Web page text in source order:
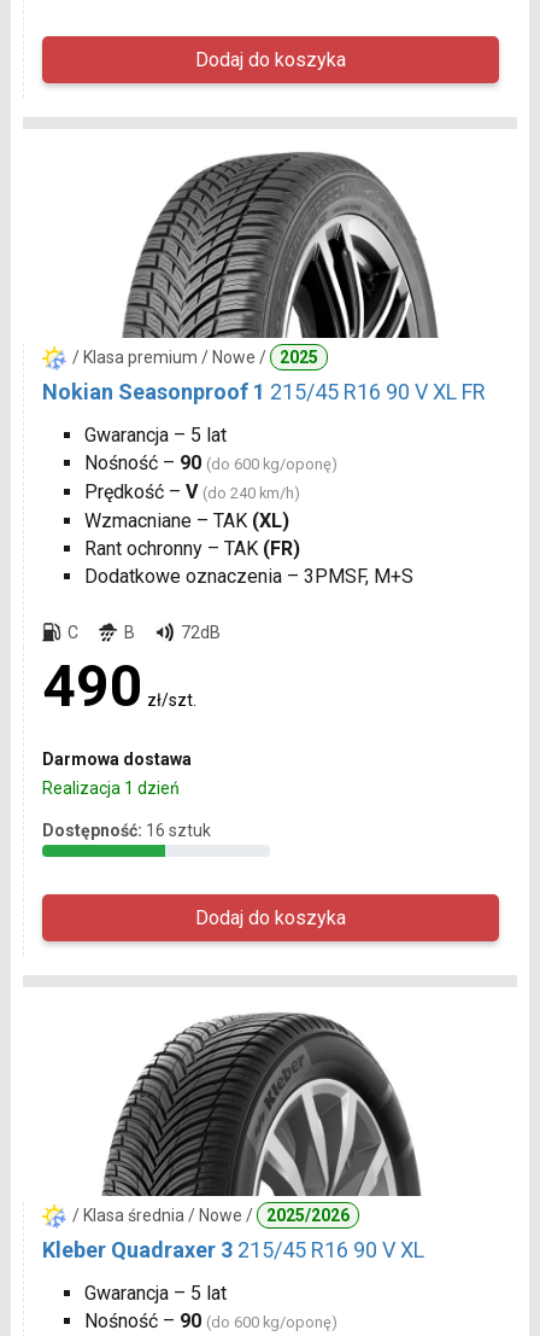
/ Klasa premium / Nowe / 2025
Nokian Seasonproof 1 215/45 R16 90 V XL FR
Gwarancja – 5 lat
Nośność – 90 (do 600 kg/oponę)
Prędkość – V (do 240 km/h)
Wzmacniane – TAK (XL)
Rant ochronny – TAK (FR)
Dodatkowe oznaczenia – 3PMSF, M+S
C B 72dB
490 zł/szt.
Darmowa dostawa
Realizacja 1 dzień
Dostępność: 16 sztuk
/ Klasa średnia / Nowe / 2025/2026
Kleber Quadraxer 3 215/45 R16 90 V XL
Gwarancja – 5 lat
Nośność – 90 (do 600 kg/oponę)